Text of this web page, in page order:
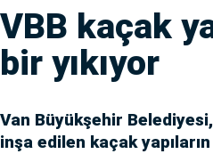
VBB kaçak
bir yıkıyor
Van Büyükşehir
inşa edilen kaçak